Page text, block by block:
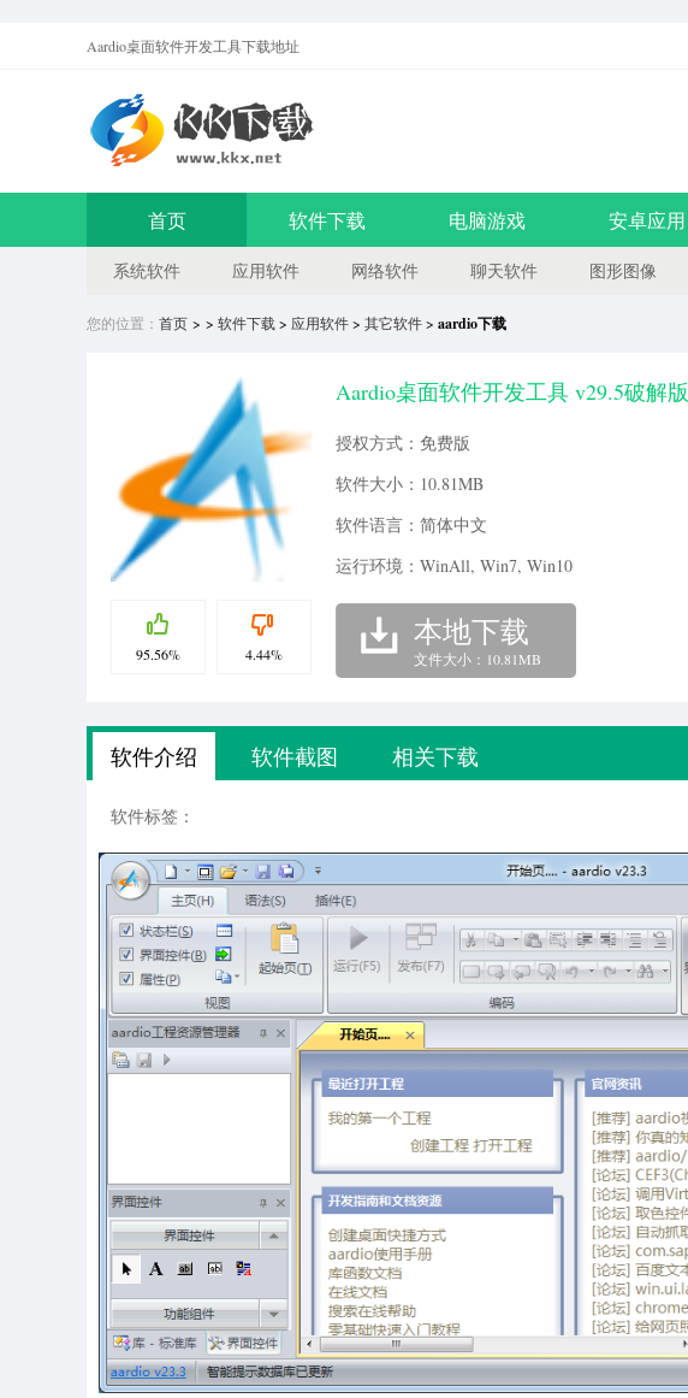
Aardio桌面软件开发工具下载地址
首页 软件下载 电脑游戏 安卓应用
系统软件 应用软件 网络软件 聊天软件 图形图像
您的位置： 首页 > > 软件下载 > 应用软件> 其它软件> aardio下载
95.56% 4.44%
Aardio桌面软件开发工具 v29.5破解版
授权方式：免费版
软件大小：10.81MB
软件语言：简体中文
运行环境：WinAll, Win7, Win10
本地下载
文件大小：10.81MB
软件介绍 软件截图 相关下载
软件标签：